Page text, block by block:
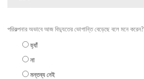
পরিকল্পনার অভাবে আজ বিদ্যুতের ভোগান্তি বেড়েছে বলে মনে করেন?
হ্যাঁ
না
মন্তব্য নেই